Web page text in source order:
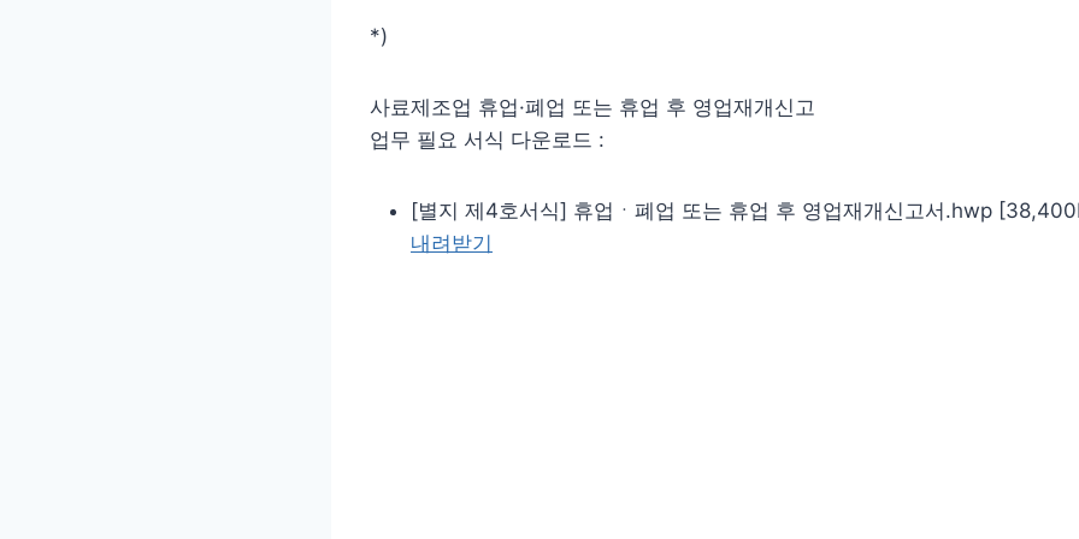
*)
사료제조업 휴업·폐업 또는 휴업 후 영업재개신고
업무 필요 서식 다운로드 :
[별지 제4호서식] 휴업ㆍ폐업 또는 휴업 후 영업재개신고서.hwp
내려받기